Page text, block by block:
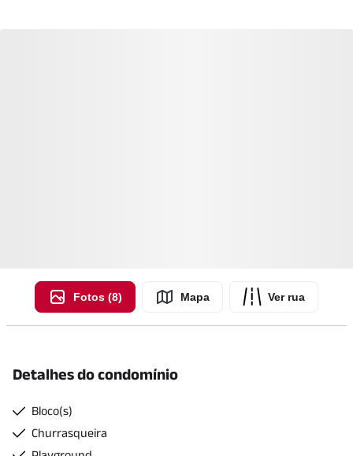
Fotos (8) Mapa Ver rua
Detalhes do condomínio
Bloco(s)
Churrasqueira